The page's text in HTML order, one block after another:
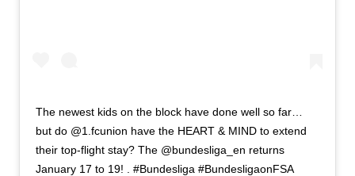
The newest kids on the block have done well so far…
but do @1.fcunion have the HEART & MIND to extend
their top-flight stay? The @bundesliga_en returns
January 17 to 19! . #Bundesliga #BundesligaonFSA